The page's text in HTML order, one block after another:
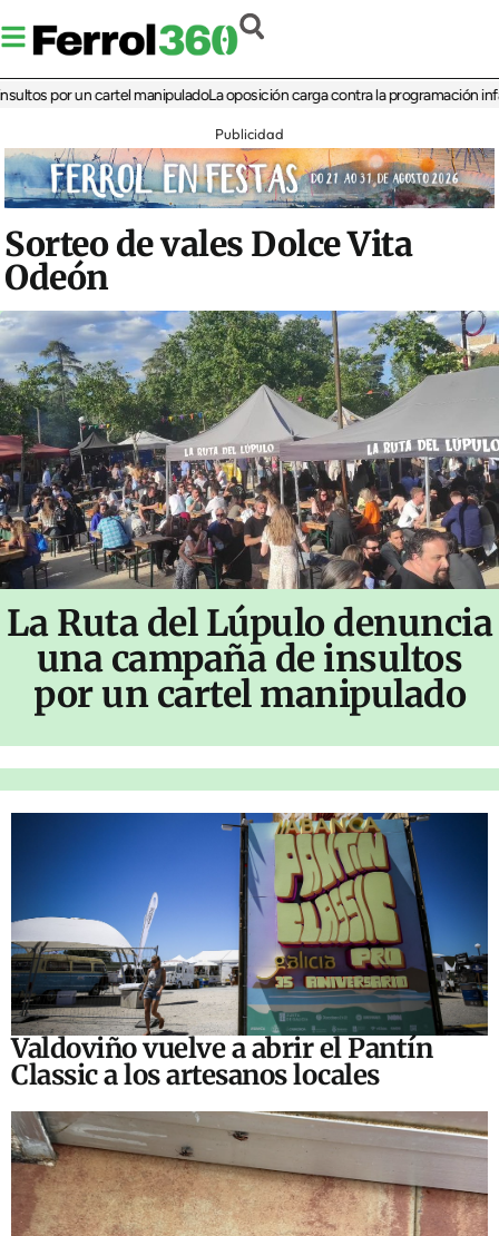
por un cartel manipuladoLa oposición carga contra la programación infantil
Publicidad
Sorteo de vales Dolce Vita
Odeón
La Ruta del Lúpulo denuncia
una campaña de insultos
por un cartel manipulado
Valdoviño vuelve a abrir el Pantín
Classic a los artesanos locales